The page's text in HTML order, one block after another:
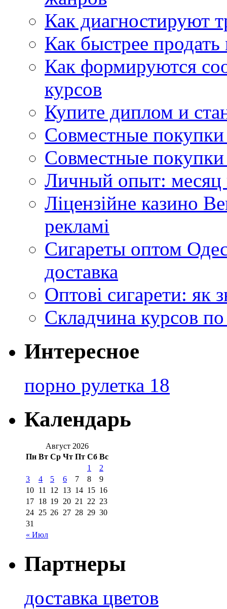
Как диагностируют
Как быстрее
Как формируются
курсов
Купите диплом и
Совместные
Совместные покупки
Личный опыт: месяц
Ліцензійне казино
рекламі
Сигареты оптом
доставка
Оптові сигарети: як
Складчина курсов
Интересное
порно рулетка 18
Календарь
Август 2026
Пн Вт Ср Чт Пт Сб Вс
« Июл
1
2
3
4 5 6 7 8
9
10 11 12 13 14 15 16
17 18 19 20 21 22 23
24 25 26 27 28 29 30
31
Партнеры
доставка цветов